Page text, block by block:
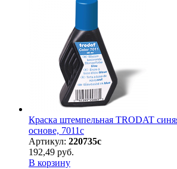
Краска штемпельная TRODAT
основе, 7011с
Артикул: 220735с
192,49 руб.
В корзину